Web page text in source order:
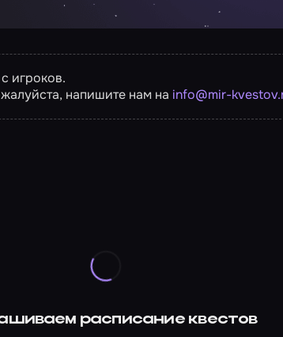
игроков.
напишите нам на info@mir-
расписание квестов